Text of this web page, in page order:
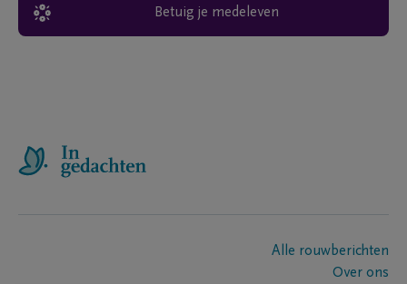
Betuig je medeleven
Alle rouwberichten
Over ons